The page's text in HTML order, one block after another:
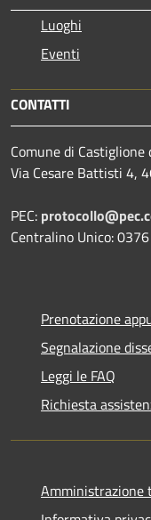
Luoghi
Eventi
CONTATTI
Comune di
Via Cesare Battisti 4,
PEC:
Centralino Unico:
Prenotazione
Segnalazione
Leggi le FAQ
Richiesta
Amministrazione